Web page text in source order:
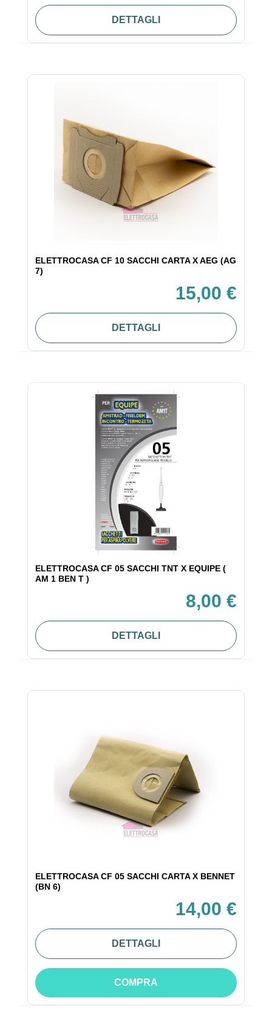
DETTAGLI
ELETTROCASA CF 10 SACCHI CARTA X AEG (AG
7)
15,00 €
DETTAGLI
ELETTROCASA CF 05 SACCHI TNT X EQUIPE (
AM 1 BEN T )
8,00 €
DETTAGLI
ELETTROCASA CF 05 SACCHI CARTA X BENNET
(BN 6)
14,00 €
DETTAGLI
COMPRA